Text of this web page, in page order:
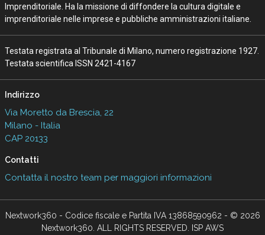
Imprenditoriale. Ha la missione di diffondere la cultura digitale e
imprenditoriale nelle imprese e pubbliche amministrazioni italiane.
Testata registrata al Tribunale di Milano, numero registrazione 1927.
Testata scientifica ISSN 2421-4167
Indirizzo
Via Moretto da Brescia, 22
Milano - Italia
CAP 20133
Contatti
Contatta il nostro team per maggiori informazioni
Nextwork360 - Codice fiscale e Partita IVA 13868590962 - © 2026
Nextwork360. ALL RIGHTS RESERVED. ISP AWS